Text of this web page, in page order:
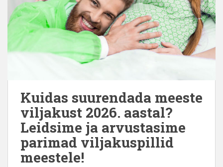
Kuidas suurendada meeste
viljakust 2026. aastal?
Leidsime ja arvustasime
parimad viljakuspillid
meestele!